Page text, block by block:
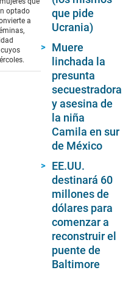
optado
a
que pide
Ucrania)
Muere
linchada la
presunta
secuestradora
y asesina de
la niña
Camila en sur
de México
EE.UU.
destinará 60
millones de
dólares para
comenzar a
reconstruir el
puente de
Baltimore